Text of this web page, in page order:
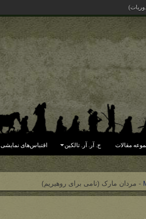
مقالات ج. آر. آر. تالکین اقتباس‌های نمایشی
- مردان مارک (نامی برای روهیریم)